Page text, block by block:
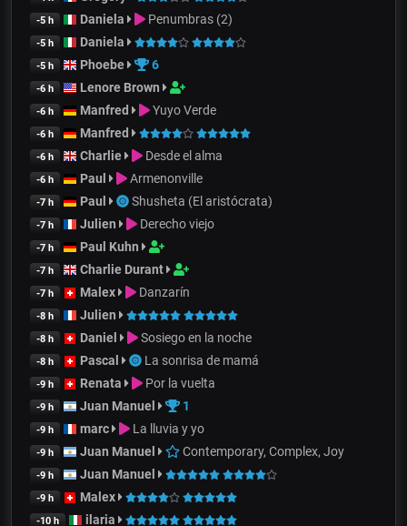
-5 h Daniela Penumbras (2)
-5 h Daniela
-5 h Phoebe 6
-6 h Lenore Brown
-6 h Manfred Yuyo Verde
-6 h Manfred
-6 h Charlie Desde el alma
-6 h Paul Armenonville
-7 h Paul Shusheta (El aristócrata)
-7 h Julien Derecho viejo
-7 h Paul Kuhn
-7 h Charlie Durant
-7 h Malex Danzarín
-8 h Julien
-8 h Daniel Sosiego en la noche
-8 h Pascal La sonrisa de mamá
-9 h Renata Por la vuelta
-9 h Juan Manuel 1
-9 h marc La lluvia y yo
-9 h Juan Manuel Contemporary, Complex, Joy
-9 h Juan Manuel
-9 h Malex
-10 h ilaria